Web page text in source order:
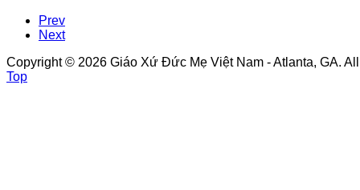
Prev
Next
Copyright © 2026 Giáo Xứ Đức Mẹ Việt Nam - Atlanta, GA.
Top